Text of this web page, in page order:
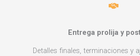
Entrega prolija y
Detalles finales, terminaciones y